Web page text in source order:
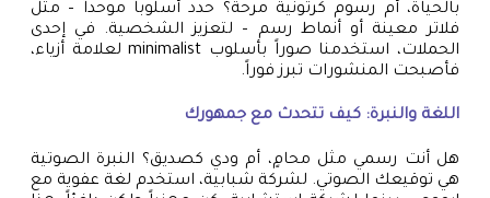
بالحياة، أم رسوم كرتونية مرحة؟ حدد أسلوباً موحداً – مثل
فلاتر معينة أو أنماط رسم – لتعزيز الشخصية. في إحدى
الحملات، استخدمنا صوراً بأسلوب minimalist لعلامة أزياء،
فأصبحت المنشورات تبرز فوراً.
اللغة والنبرة: كيف تتحدث مع جمهورك
هل أنت رسمي مثل محامٍ، أم ودي كصديق؟ النبرة الصوتية
هي توقيعك الصوتي. لشركة شبابية، استخدم لغة عفوية مع